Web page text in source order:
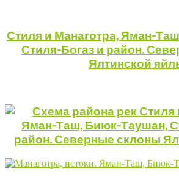
Стиля и Манаготра, Яман-
Стиля-Богаз и район.
Ялтинской